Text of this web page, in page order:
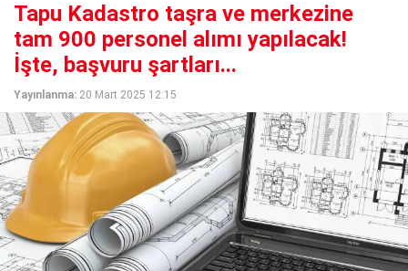
Tapu Kadastro taşra ve merkezine
tam 900 personel alımı yapılacak!
İşte, başvuru şartları...
Yayınlanma: 20 Mart 2025 12:15